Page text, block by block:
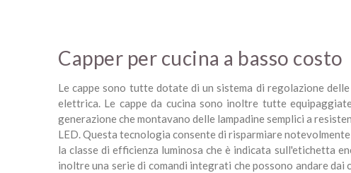
Capper per cucina a basso costo
Le cappe sono tutte dotate di un sistema di regolazione
elettrica. Le cappe da cucina sono inoltre tutte
generazione che montavano delle lampadine semplici a
LED. Questa tecnologia consente di risparmiare
la classe di efficienza luminosa che è indicata sull'etichetta
inoltre una serie di comandi integrati che possono andare